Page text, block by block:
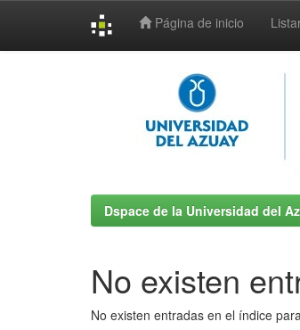
Página de inicio
Dspace de la Universidad del
No existen
No existen entradas en el índice